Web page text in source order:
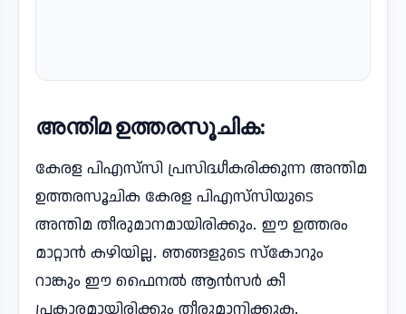
അന്തിമ ഉത്തരസൂചിക:
കേരള പിഎസ്‌സി പ്രസിദ്ധീകരിക്കുന്ന അന്തിമ
ഉത്തരസൂചിക കേരള പിഎസ്‌സിയുടെ
അന്തിമ തീരുമാനമായിരിക്കും. ഈ ഉത്തരം
മാറ്റാൻ കഴിയില്ല. ഞങ്ങളുടെ സ്‌കോറും
റാങ്കും ഈ ഫൈനൽ ആൻസർ കീ
പ്രകാരമായിരിക്കും തീരുമാനിക്കുക.